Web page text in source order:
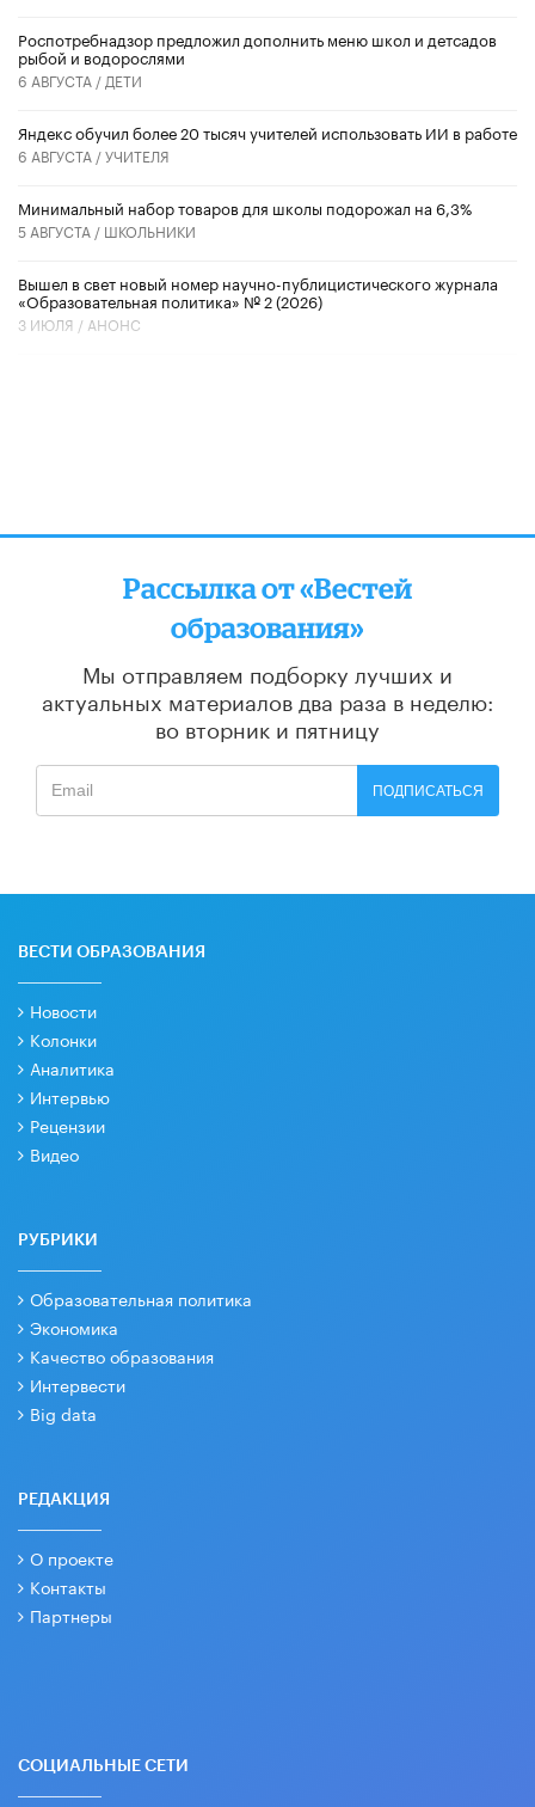
Роспотребнадзор предложил дополнить меню школ и детсадов
рыбой и водорослями
6 АВГУСТА / ДЕТИ
​Яндекс обучил более 20 тысяч учителей использовать ИИ в работе
6 АВГУСТА /УЧИТЕЛЯ
Минимальный набор товаров для школы подорожал на 6,3%
5 АВГУСТА / ШКОЛЬНИКИ
Вышел в свет новый номер научно-публицистического журнала
«Образовательная политика» № 2 (2026)
3 ИЮЛЯ / АНОНС
Рассылка от «Вестей
образования»
Мы отправляем подборку лучших и
актуальных материалов два раза в неделю:
во вторник и пятницу
ПОДПИСАТЬСЯ
ВЕСТИ ОБРАЗОВАНИЯ
Новости
Колонки
Аналитика
Интервью
Рецензии
Видео
РУБРИКИ
Образовательная политика
Экономика
Качество образования
Интервести
Big data
РЕДАКЦИЯ
О проекте
Контакты
Партнеры
СОЦИАЛЬНЫЕ СЕТИ